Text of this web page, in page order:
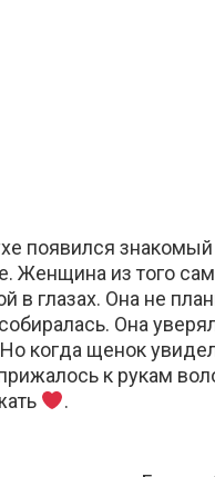
появился
Женщина из того
в глазах. Она не
Она
когда щенок
к рукам
.